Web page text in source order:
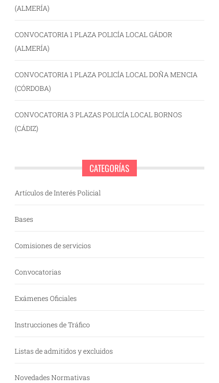
(ALMERÍA)
CONVOCATORIA 1 PLAZA POLICÍA LOCAL GÁDOR
(ALMERÍA)
CONVOCATORIA 1 PLAZA POLICÍA LOCAL DOÑA MENCIA
(CÓRDOBA)
CONVOCATORIA 3 PLAZAS POLICÍA LOCAL BORNOS
(CÁDIZ)
CATEGORÍAS
Artículos de Interés Policial
Bases
Comisiones de servicios
Convocatorias
Exámenes Oficiales
Instrucciones de Tráfico
Listas de admitidos y excluidos
Novedades Normativas